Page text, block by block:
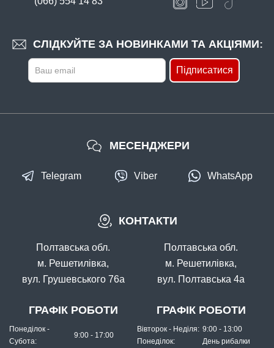
Маг: 17 шт Базар: 26 шт
17 грн
#11567
Базар: 13 шт Склад: 40 шт
20 грн 111 шт.
КУПИТИ
Годівниця фідерна 30г
СЛІДКУЙТЕ ЗА НОВИНКАМИ ТА АКЦІЯМИ:
Підписатися
КОНТАКТИ
Полтавська обл.
м. Решетилівка,
вул. Грушевського 76а
ГРАФІК РОБОТИ
Понеділок -
Субота:
9:00 - 17:00
Полтавська обл.
м. Решетилівка,
вул. Полтавська 4а
ГРАФІК РОБОТИ
Вівторок - Неділя: 9:00 - 13:00
Понеділок:
День рибалки
МЕСЕНДЖЕРИ
Telegram Viber WhatsApp